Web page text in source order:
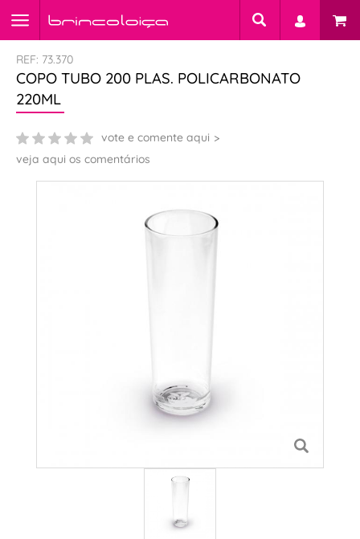
REF: 73.370
COPO TUBO 200 PLAS. POLICARBONATO
220ML
vote e comente aqui
veja aqui os comentários